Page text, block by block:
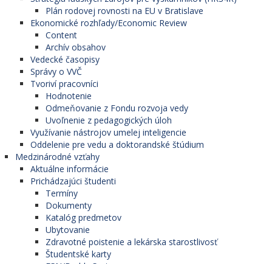
Plán rodovej rovnosti na EU v Bratislave
Ekonomické rozhľady/Economic Review
Content
Archív obsahov
Vedecké časopisy
Správy o VVČ
Tvoriví pracovníci
Hodnotenie
Odmeňovanie z Fondu rozvoja vedy
Uvoľnenie z pedagogických úloh
Využívanie nástrojov umelej inteligencie
Oddelenie pre vedu a doktorandské štúdium
Medzinárodné vzťahy
Aktuálne informácie
Prichádzajúci študenti
Termíny
Dokumenty
Katalóg predmetov
Ubytovanie
Zdravotné poistenie a lekárska starostlivosť
Študentské karty